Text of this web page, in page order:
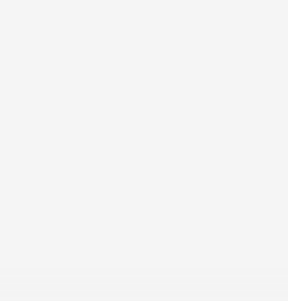
園生活
祕密
寫作課 形容詞
史
題